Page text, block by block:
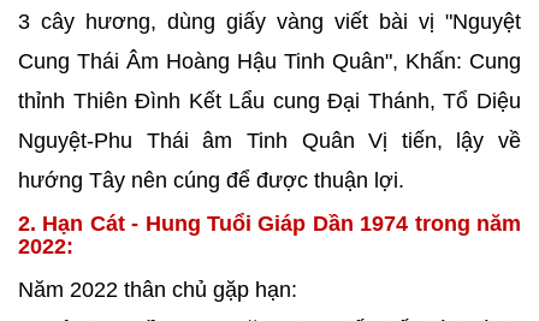
3 cây hương, dùng giấy vàng viết bài vị "Nguyệt
Cung Thái Âm Hoàng Hậu Tinh Quân", Khấn: Cung
thỉnh Thiên Đình Kết Lẩu cung Đại Thánh, Tổ Diệu
Nguyệt-Phu Thái âm Tinh Quân Vị tiến, lậy về
hướng Tây nên cúng để được thuận lợi.
2. Hạn Cát - Hung Tuổi Giáp Dần 1974 trong năm
2022:
Năm 2022 thân chủ gặp hạn: